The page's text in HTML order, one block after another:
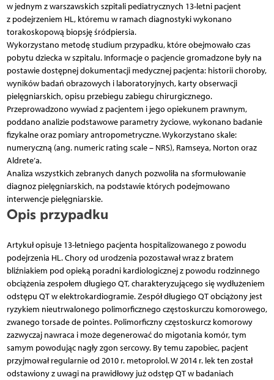
w jednym z warszawskich szpitali pediatrycznych 13-letni pacjent
z podejrzeniem HL, któremu w ramach diagnostyki wykonano
torakoskopową biopsję śródpiersia.
Wykorzystano metodę studium przypadku, które obejmowało czas
pobytu dziecka w szpitalu. Informacje o pacjencie gromadzone były na
postawie dostępnej dokumentacji medycznej pacjenta: historii choroby,
wyników badań obrazowych i laboratoryjnych, karty obserwacji
pielęgniarskich, opisu przebiegu zabiegu chirurgicznego.
Przeprowadzono wywiad z pacjentem i jego opiekunem prawnym,
poddano analizie podstawowe parametry życiowe, wykonano badanie
fizykalne oraz pomiary antropometryczne. Wykorzystano skale:
numeryczną (ang. numeric rating scale – NRS), Ramseya, Norton oraz
Aldrete’a.
Analiza wszystkich zebranych danych pozwoliła na sformułowanie
diagnoz pielęgniarskich, na podstawie których podejmowano
interwencje pielęgniarskie.
Opis przypadku
Artykuł opisuje 13-letniego pacjenta hospitalizowanego z powodu
podejrzenia HL. Chory od urodzenia pozostawał wraz z bratem
bliźniakiem pod opieką poradni kardiologicznej z powodu rodzinnego
obciążenia zespołem długiego QT, charakteryzującego się wydłużeniem
odstępu QT w elektrokardiogramie. Zespół długiego QT obciążony jest
ryzykiem nieutrwalonego polimorficznego częstoskurczu komorowego,
zwanego torsade de pointes. Polimorficzny częstoskurcz komorowy
zazwyczaj nawraca i może degenerować do migotania komór, tym
samym powodując nagły zgon sercowy. By temu zapobiec, pacjent
przyjmował regularnie od 2010 r. metoprolol. W 2014 r. lek ten został
odstawiony z uwagi na prawidłowy już odstęp QT w badaniach